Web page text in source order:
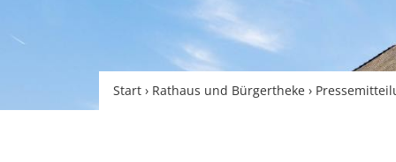
Start › Rathaus und Bürgertheke ›